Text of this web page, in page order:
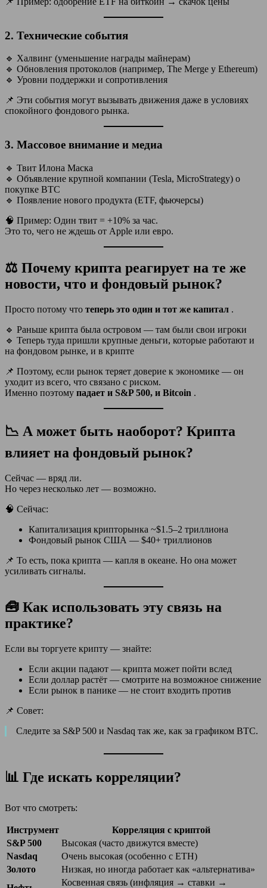
2. Технические события
🔹 Халвинг (уменьшение награды майнерам)
🔹 Обновления протоколов (например, The Merge у Ethereum)
🔹 Уровни поддержки и сопротивления
📌 Эти события могут вызывать движения даже в условиях
спокойного фондового рынка.
3. Массовое внимание и медиа
🔹 Твит Илона Маска
🔹 Объявление крупной компании (Tesla, MicroStrategy) о
покупке BTC
🔹 Появление нового продукта (ETF, фьючерсы)
🧠 Пример: Один твит = +10% за час.
Это то, чего не ждешь от Apple или евро.
⚖️ Почему крипта реагирует на те же
новости, что и фондовый рынок?
Просто потому что теперь это один и тот же капитал .
🔹 Раньше крипта была островом — там были свои игроки
🔹 Теперь туда пришли крупные деньги, которые работают и
на фондовом рынке, и в крипте
📌 Поэтому, если рынок теряет доверие к экономике — он
уходит из всего, что связано с риском.
Именно поэтому падает и S&P 500, и Bitcoin .
📉 А может быть наоборот? Крипта
влияет на фондовый рынок?
Сейчас — вряд ли.
Но через несколько лет — возможно.
🧠 Сейчас:
Капитализация крипторынка ~$1.5–2 триллиона
Фондовый рынок США — $40+ триллионов
📌 То есть, пока крипта — капля в океане. Но она может
усиливать сигналы.
🧰 Как использовать эту связь на
практике?
Если вы торгуете крипту — знайте:
Если акции падают — крипта может пойти вслед
Если доллар растёт — смотрите на возможное снижение
Если рынок в панике — не стоит входить против
📌 Совет:
Следите за S&P 500 и Nasdaq так же, как за графиком BTC.
📊 Где искать корреляции?
Вот что смотреть:
Инструмент
Корреляция с криптой
S&P 500
Высокая (часто движутся вместе)
Nasdaq
Очень высокая (особенно с ETH)
Золото
Низкая, но иногда работает как «альтернатива»
Косвенная связь (инфляция → ставки →